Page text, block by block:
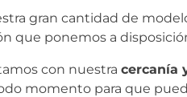
gran cantidad de
que ponemos a
con nuestra cercanía
momento para que